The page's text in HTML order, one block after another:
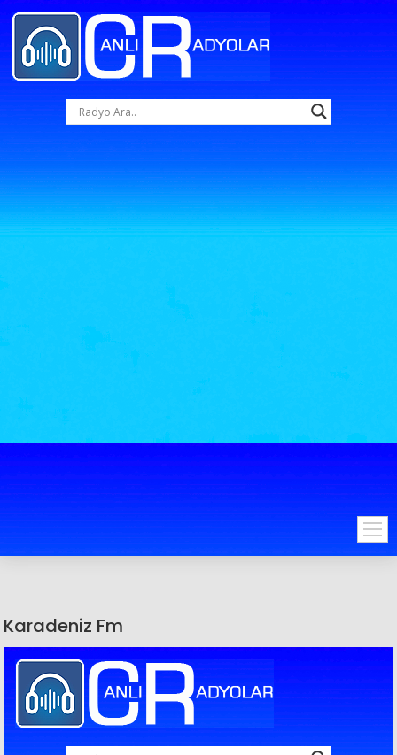
Karadeniz Fm